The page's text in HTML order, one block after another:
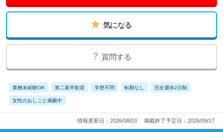
気になる
質問する
業種未経験OK 第二新卒歓迎 学歴不問 転勤なし 完全週休2日制
女性のおしごと掲載中
情報更新日：2026/08/03 掲載終了予定日：2026/09/17